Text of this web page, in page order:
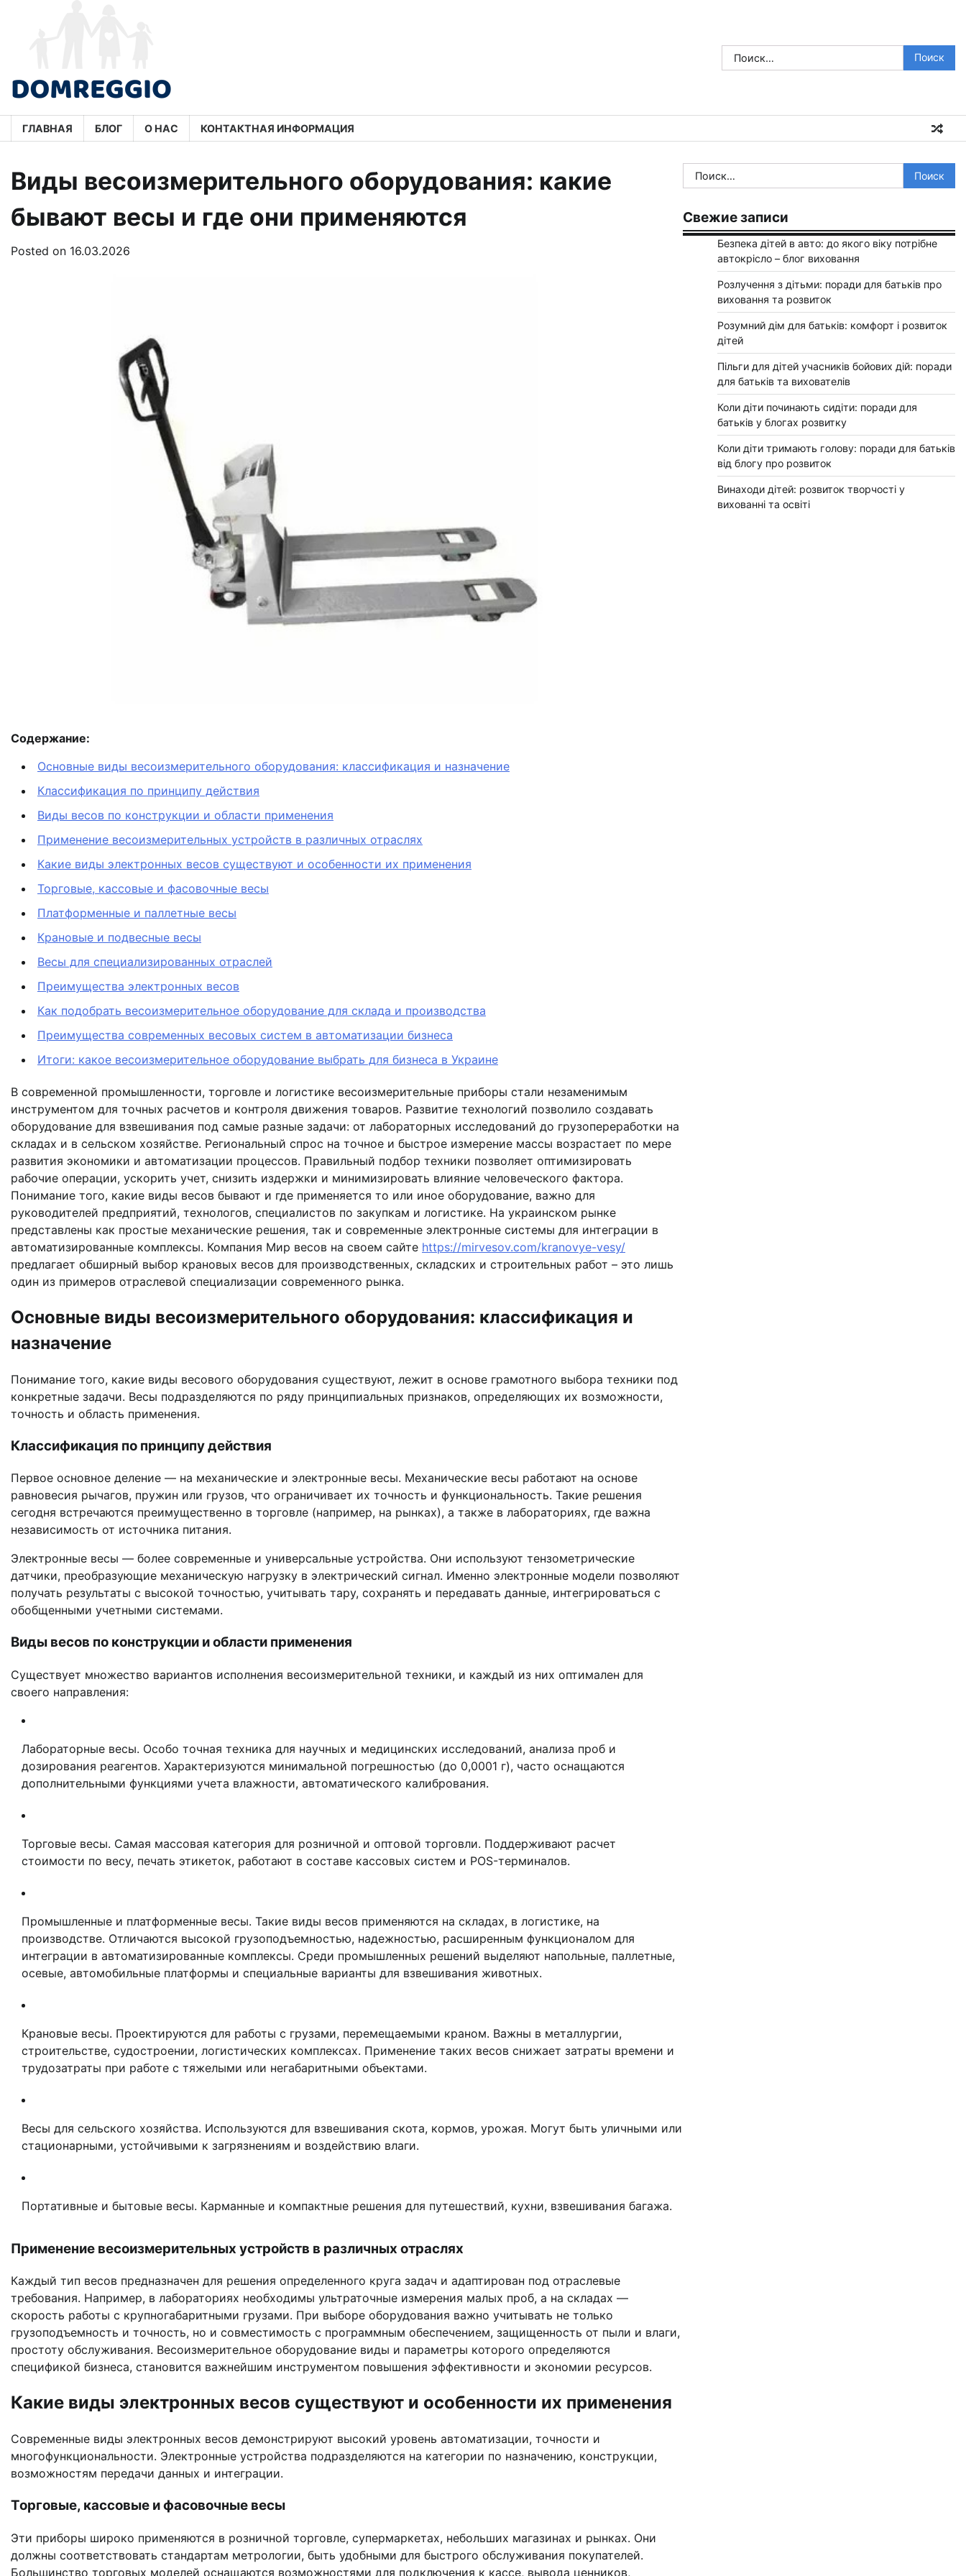
Найти:
ГЛАВНАЯ БЛОГ О НАС КОНТАКТНАЯ ИНФОРМАЦИЯ
Виды весоизмерительного оборудования: какие
бывают весы и где они применяются
Posted on 16.03.2026
Содержание:
Основные виды весоизмерительного оборудования: классификация и назначение
Классификация по принципу действия
Виды весов по конструкции и области применения
Применение весоизмерительных устройств в различных отраслях
Какие виды электронных весов существуют и особенности их применения
Торговые, кассовые и фасовочные весы
Платформенные и паллетные весы
Крановые и подвесные весы
Весы для специализированных отраслей
Преимущества электронных весов
Как подобрать весоизмерительное оборудование для склада и производства
Преимущества современных весовых систем в автоматизации бизнеса
Итоги: какое весоизмерительное оборудование выбрать для бизнеса в Украине
В современной промышленности, торговле и логистике весоизмерительные приборы стали незаменимым
инструментом для точных расчетов и контроля движения товаров. Развитие технологий позволило создавать
оборудование для взвешивания под самые разные задачи: от лабораторных исследований до грузопереработки на
складах и в сельском хозяйстве. Региональный спрос на точное и быстрое измерение массы возрастает по мере
развития экономики и автоматизации процессов. Правильный подбор техники позволяет оптимизировать
рабочие операции, ускорить учет, снизить издержки и минимизировать влияние человеческого фактора.
Понимание того, какие виды весов бывают и где применяется то или иное оборудование, важно для
руководителей предприятий, технологов, специалистов по закупкам и логистике. На украинском рынке
представлены как простые механические решения, так и современные электронные системы для интеграции в
автоматизированные комплексы. Компания Мир весов на своем сайте https://mirvesov.com/kranovye-vesy/
предлагает обширный выбор крановых весов для производственных, складских и строительных работ – это лишь
один из примеров отраслевой специализации современного рынка.
Основные виды весоизмерительного оборудования: классификация и
назначение
Понимание того, какие виды весового оборудования существуют, лежит в основе грамотного выбора техники под
конкретные задачи. Весы подразделяются по ряду принципиальных признаков, определяющих их возможности,
точность и область применения.
Классификация по принципу действия
Первое основное деление — на механические и электронные весы. Механические весы работают на основе
равновесия рычагов, пружин или грузов, что ограничивает их точность и функциональность. Такие решения
сегодня встречаются преимущественно в торговле (например, на рынках), а также в лабораториях, где важна
независимость от источника питания.
Электронные весы — более современные и универсальные устройства. Они используют тензометрические
датчики, преобразующие механическую нагрузку в электрический сигнал. Именно электронные модели позволяют
получать результаты с высокой точностью, учитывать тару, сохранять и передавать данные, интегрироваться с
обобщенными учетными системами.
Виды весов по конструкции и области применения
Существует множество вариантов исполнения весоизмерительной техники, и каждый из них оптимален для
своего направления:
Лабораторные весы. Особо точная техника для научных и медицинских исследований, анализа проб и
дозирования реагентов. Характеризуются минимальной погрешностью (до 0,0001 г), часто оснащаются
дополнительными функциями учета влажности, автоматического калибрования.
Торговые весы. Самая массовая категория для розничной и оптовой торговли. Поддерживают расчет
стоимости по весу, печать этикеток, работают в составе кассовых систем и POS-терминалов.
Промышленные и платформенные весы. Такие виды весов применяются на складах, в логистике, на
производстве. Отличаются высокой грузоподъемностью, надежностью, расширенным функционалом для
интеграции в автоматизированные комплексы. Среди промышленных решений выделяют напольные, паллетные,
осевые, автомобильные платформы и специальные варианты для взвешивания животных.
Крановые весы. Проектируются для работы с грузами, перемещаемыми краном. Важны в металлургии,
строительстве, судостроении, логистических комплексах. Применение таких весов снижает затраты времени и
трудозатраты при работе с тяжелыми или негабаритными объектами.
Весы для сельского хозяйства. Используются для взвешивания скота, кормов, урожая. Могут быть уличными или
стационарными, устойчивыми к загрязнениям и воздействию влаги.
Портативные и бытовые весы. Карманные и компактные решения для путешествий, кухни, взвешивания багажа.
Применение весоизмерительных устройств в различных отраслях
Каждый тип весов предназначен для решения определенного круга задач и адаптирован под отраслевые
требования. Например, в лабораториях необходимы ультраточные измерения малых проб, а на складах —
скорость работы с крупногабаритными грузами. При выборе оборудования важно учитывать не только
грузоподъемность и точность, но и совместимость с программным обеспечением, защищенность от пыли и влаги,
простоту обслуживания. Весоизмерительное оборудование виды и параметры которого определяются
спецификой бизнеса, становится важнейшим инструментом повышения эффективности и экономии ресурсов.
Какие виды электронных весов существуют и особенности их применения
Современные виды электронных весов демонстрируют высокий уровень автоматизации, точности и
многофункциональности. Электронные устройства подразделяются на категории по назначению, конструкции,
возможностям передачи данных и интеграции.
Торговые, кассовые и фасовочные весы
Эти приборы широко применяются в розничной торговле, супермаркетах, небольших магазинах и рынках. Они
должны соответствовать стандартам метрологии, быть удобными для быстрого обслуживания покупателей.
Большинство торговых моделей оснащаются возможностями для подключения к кассе, вывода ценников,
Найти:
Свежие записи
Безпека дітей в авто: до якого віку потрібне
автокрісло – блог виховання
Розлучення з дітьми: поради для батьків про
виховання та розвиток
Розумний дім для батьків: комфорт і розвиток
дітей
Пільги для дітей учасників бойових дій: поради
для батьків та вихователів
Коли діти починають сидіти: поради для
батьків у блогах розвитку
Коли діти тримають голову: поради для батьків
від блогу про розвиток
Винаходи дітей: розвиток творчості у
вихованні та освіті